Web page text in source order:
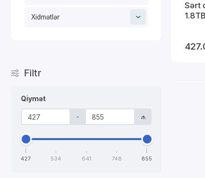
Xidmətlər
Filtr
Qiymət
- ₼
427 534 641 748 855
Sərt